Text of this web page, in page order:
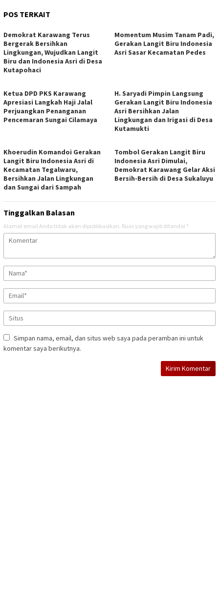
POS TERKAIT
Demokrat Karawang Terus
Bergerak Bersihkan
Lingkungan, Wujudkan Langit
Biru dan Indonesia Asri di Desa
Kutapohaci
Momentum Musim Tanam Padi,
Gerakan Langit Biru Indonesia
Asri Sasar Kecamatan Pedes
Ketua DPD PKS Karawang
Apresiasi Langkah Haji Jalal
Perjuangkan Penanganan
Pencemaran Sungai Cilamaya
H. Saryadi Pimpin Langsung
Gerakan Langit Biru Indonesia
Asri Bersihkan Jalan
Lingkungan dan Irigasi di Desa
Kutamukti
Khoerudin Komandoi Gerakan
Langit Biru Indonesia Asri di
Kecamatan Tegalwaru,
Bersihkan Jalan Lingkungan
dan Sungai dari Sampah
Tombol Gerakan Langit Biru
Indonesia Asri Dimulai,
Demokrat Karawang Gelar Aksi
Bersih-Bersih di Desa Sukaluyu
Tinggalkan Balasan
Alamat email Anda tidak akan dipublikasikan. Ruas yang wajib ditandai *
Simpan nama, email, dan situs web saya pada peramban ini untuk
komentar saya berikutnya.